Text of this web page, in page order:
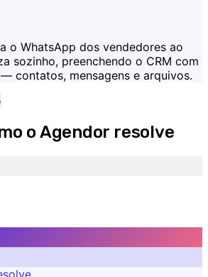
o WhatsApp dos vendedores ao
sozinho, preenchendo o CRM com
contatos, mensagens e arquivos.
o Agendor resolve